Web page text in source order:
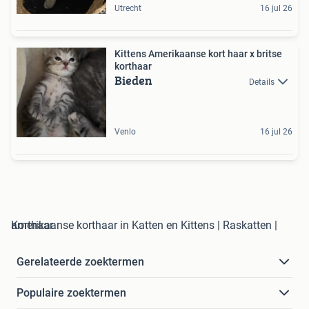
Utrecht 16 jul 26
Kittens Amerikaanse kort haar x britse
korthaar
Bieden Details
Venlo 16 jul 26
amerikaanse korthaar in Katten en Kittens | Raskatten | Korthaar
Gerelateerde zoektermen
Populaire zoektermen